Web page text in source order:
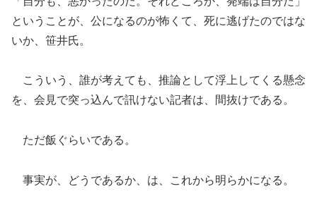
ということが、公になるのが怖くて、死に逃げたのではな
いか、笹井氏。
こういう、誰が考えても、推論として浮上してくる懸念
を、会見で突っ込んで訊けない記者は、間抜けである。
ただ飯ぐらいである。
事実が、どうであるか、は、これから明らかになる。